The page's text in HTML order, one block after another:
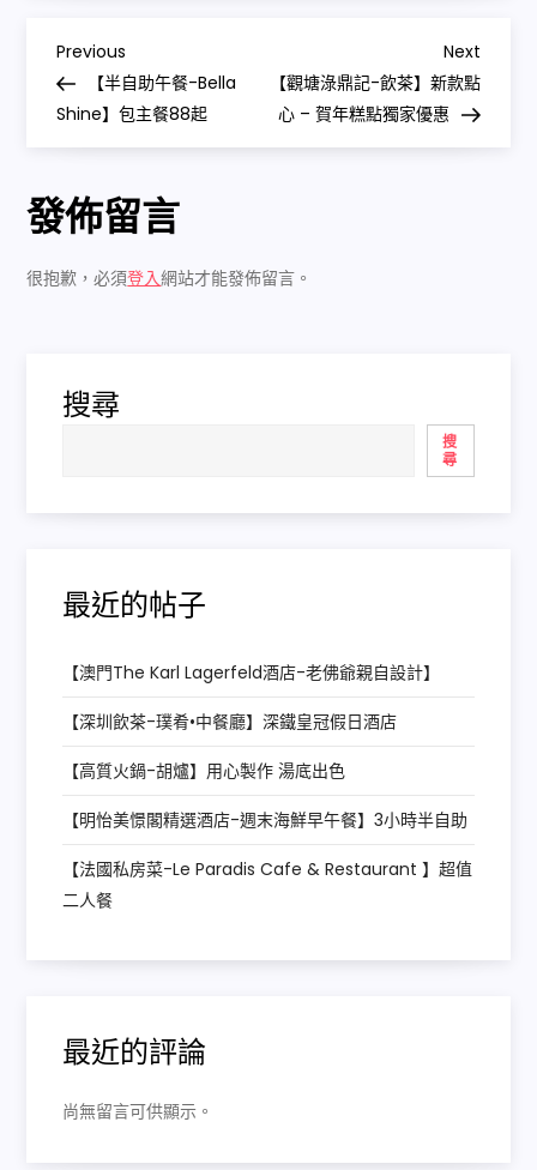
Previous
【半自助午餐-Bella
Shine】包主餐88起
Next
【觀塘淥鼎記-飲茶】新款點
心 – 賀年糕點獨家優惠
發佈留言
很抱歉，必須登入網站才能發佈留言。
搜尋
搜
尋
最近的帖子
【澳門The Karl Lagerfeld酒店-老佛爺親自設計】
【深圳飲茶-璞肴•中餐廳】深鐵皇冠假日酒店
【高質火鍋-胡爐】用心製作 湯底出色
【明怡美憬閣精選酒店-週末海鮮早午餐】3小時半自助
【法國私房菜-Le Paradis Cafe & Restaurant 】超值
二人餐
最近的評論
尚無留言可供顯示。